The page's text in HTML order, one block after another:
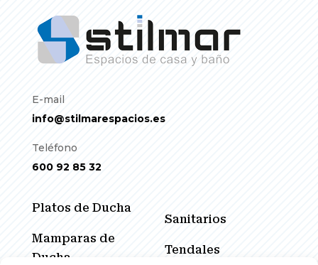
E-mail
info@stilmarespacios.es
Teléfono
600 92 85 32
Platos de Ducha
Mamparas de
Ducha
Sanitarios
Tendales